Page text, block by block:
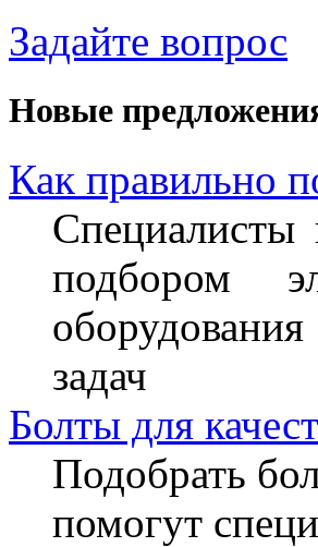
Задайте вопрос
Новые
Как правильно
подбором
задач
Болты для
Подобрать
помогут